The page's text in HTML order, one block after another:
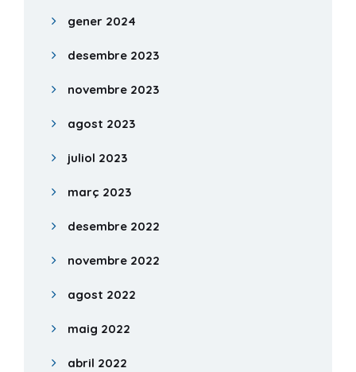
gener 2024
desembre 2023
novembre 2023
agost 2023
juliol 2023
març 2023
desembre 2022
novembre 2022
agost 2022
maig 2022
abril 2022